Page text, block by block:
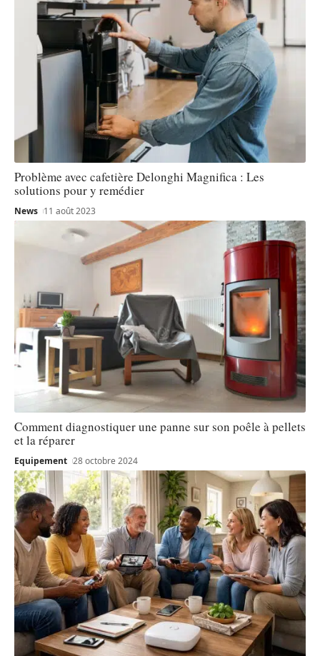
Problème avec cafetière Delonghi Magnifica : Les
solutions pour y remédier
News 11 août 2023
Comment diagnostiquer une panne sur son poêle à pellets
et la réparer
Equipement 28 octobre 2024